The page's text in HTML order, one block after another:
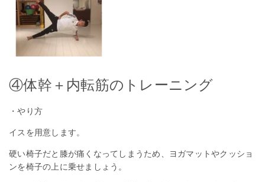
④体幹＋内転筋のトレーニング
・やり方
イスを用意します。
硬い椅子だと膝が痛くなってしまうため、ヨガマットやクッショ
ンを椅子の上に乗せましょう。